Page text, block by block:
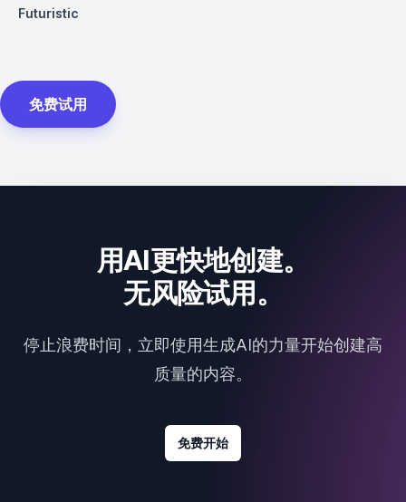
Futuristic
免费试用
用AI更快地创建。
无风险试用。
停止浪费时间，立即使用生成AI的力量开始创建高
质量的内容。
免费开始